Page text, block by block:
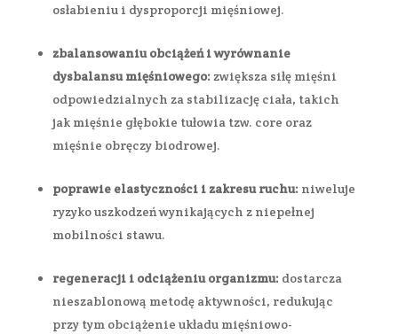
osłabieniu i dysproporcji mięśniowej.
zbalansowaniu obciążeń i wyrównanie
dysbalansu mięśniowego: zwiększa siłę mięśni
odpowiedzialnych za stabilizację ciała, takich
jak mięśnie głębokie tułowia tzw. core oraz
mięśnie obręczy biodrowej.
poprawie elastyczności i zakresu ruchu: niweluje
ryzyko uszkodzeń wynikających z niepełnej
mobilności stawu.
regeneracji i odciążeniu organizmu: dostarcza
nieszablonową metodę aktywności, redukując
przy tym obciążenie układu mięśniowo-